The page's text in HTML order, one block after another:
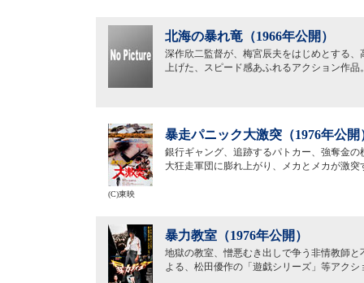
北海の暴れ竜（1966年公開）
深作欣二監督が、梅宮辰夫をはじめとする
上げた、スピード感あふれるアクション作
暴走パニック大激突（1976年公開
銀行ギャング、追跡するパトカー、強奪金
大狂走軍団に膨れ上がり、メカとメカが激
(C)東映
暴力教室（1976年公開）
地獄の教室、憎悪むき出しで争う非情教師
よる、松田優作の「遊戯シリーズ」等アク